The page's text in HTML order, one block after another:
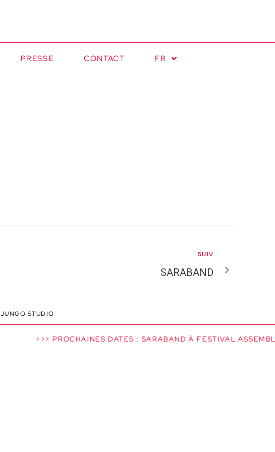
PRESSE CONTACT FR
SUIV
SARABAND
JUNGO.STUDIO
>>> PROCHAINES DATES : SARABAND À FESTIVAL